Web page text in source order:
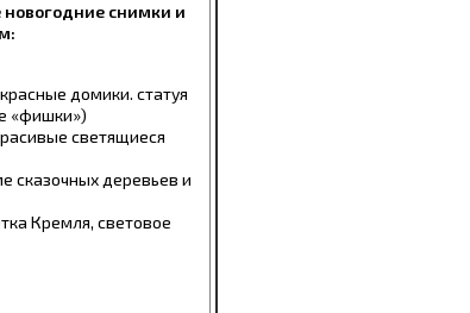
новогодние снимки и
домики. статуя
«фишки»)
светящиеся
сказочных деревьев и
Кремля, световое